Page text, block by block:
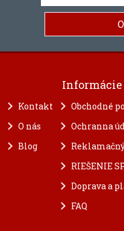
Kontakt
O nás
Blog
Obchodné
Ochranna
RIEŠENIE
Doprava a
FAQ